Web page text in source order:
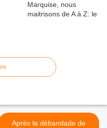
Après la débandade de